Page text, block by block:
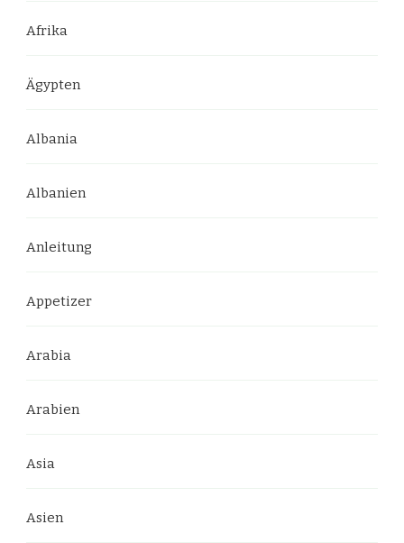
Afrika
Ägypten
Albania
Albanien
Anleitung
Appetizer
Arabia
Arabien
Asia
Asien